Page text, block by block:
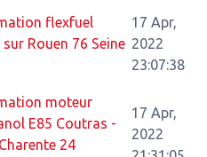
flexfuel
Rouen 76 Seine
17 Apr,
2022
23:07:38
moteur
E85 Coutras -
24
17 Apr,
2022